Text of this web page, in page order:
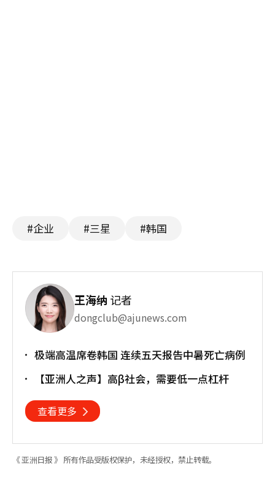
#企业 #三星 #韩国
王海纳 记者
dongclub@ajunews.com
极端高温席卷韩国 连续五天报告中暑死亡病例
【亚洲人之声】高β社会，需要低一点杠杆
查看更多
《 亚洲日报 》 所有作品受版权保护，未经授权，禁止转载。